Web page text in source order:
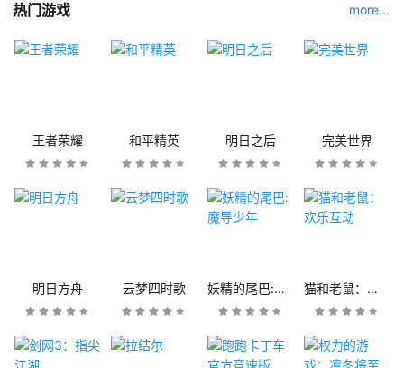
热门游戏 more...
王者荣耀 和平精英 明日之后 完美世界
明日方舟 云梦四时歌 妖精的尾巴:魔导少年 猫和老鼠：欢乐互动